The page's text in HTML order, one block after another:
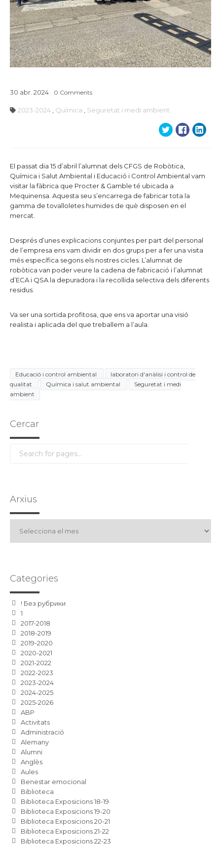
30 abr. 2024 0 Comments
2023-2024 Química Seguretat i medi ambient
El passat dia 15 d’abril l’alumnat dels CFGS de Robòtica,
Química i Salut Ambiental i Educació i Control Ambiental vam
visitar la fàbrica que Procter & Gamble té ubicada a
Mequinensa. Aquesta seu s’encarrega de fabricar tota la
gamma de tovalloletes humides de què disposen en el
mercat.
Després d’unes explicacions conjuntes per part del personal
de l’empresa ens vam dividir en dos grups per a fer una visita
més específica segons els nostres cicles. L’alumnat de
robòtica van poder veure la cadena de fabricació i l’alumnat
d’ECA i QSA la depuradora i la recollida selectiva dels diferents
residus.
Va ser una sortida profitosa, que ens va aportar una visió
realista i aplicada del que treballem a l’aula.
Educació i control ambiental
laboratori d'anàlisi i control de
qualitat
Química i salut ambiental
Seguretat i medi
ambient
Cercar
Arxius
Categories
! Без рубрики
1
2017-2018
2018-2019
2019-2020
2020-2021
2021-2022
2022-2023
2023-2024
2024-2025
2025-2026
ABP
Activitats
Administració
Alemany
Alumni
Anglès
Aules
Benestar emocional
Biblioteca
Biblioteca Exposicions 18-19
Biblioteca Exposicions 19-20
Biblioteca Exposicions 20-21
Biblioteca Exposicions 21-22
Biblioteca Exposicions 22-23